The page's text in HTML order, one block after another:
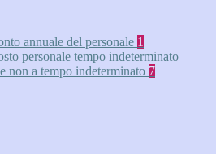
annuale del personale 1
personale tempo indeterminato
non a tempo indeterminato 7